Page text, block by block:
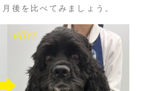
後を比べてみましょう。